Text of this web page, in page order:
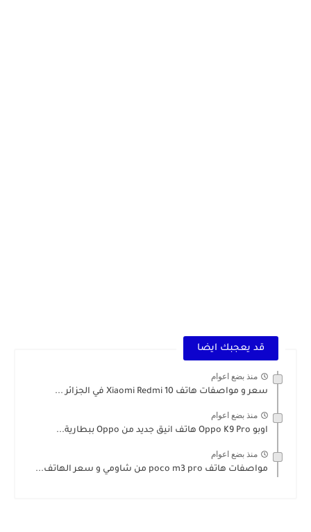
قد يعجبك ايضا
منذ بضع اعوام
سعر و مواصفات هاتف Xiaomi Redmi 10 في الجزائر ...
منذ بضع اعوام
اوبو Oppo K9 Pro هاتف انيق جديد من Oppo ببطارية...
منذ بضع اعوام
مواصفات هاتف poco m3 pro من شاومي و سعر الهاتف...